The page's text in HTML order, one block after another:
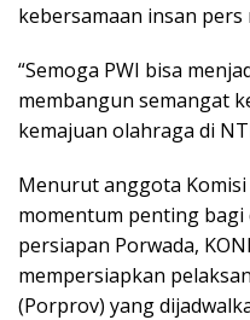
kebersamaan insan pers
“Semoga PWI bisa
membangun semangat
kemajuan olahraga di
Menurut anggota Komisi
momentum penting bagi
persiapan Porwada,
mempersiapkan
(Porprov) yang